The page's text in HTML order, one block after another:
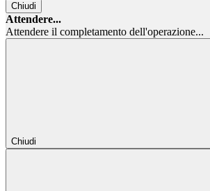
Chiudi
Attendere...
Attendere il completamento dell'operazione...
Chiudi